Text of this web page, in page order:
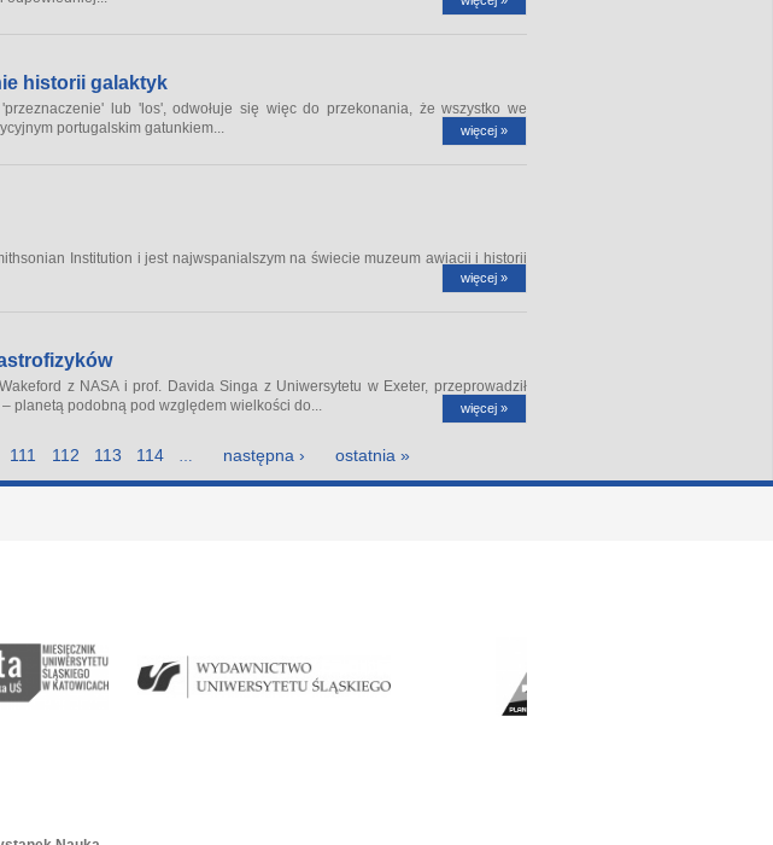
historii galaktyk
'przeznaczenie' lub 'los', odwołuje się więc do przekonania, że wszystko we
portugalskim gatunkiem...
więcej »
Institution i jest najwspanialszym na świecie muzeum awiacji i historii
więcej »
z NASA i prof. Davida Singa z Uniwersytetu w Exeter, przeprowadził
planetą podobną pod względem wielkości do...
więcej »
111 112 113 114 następna › ostatnia »